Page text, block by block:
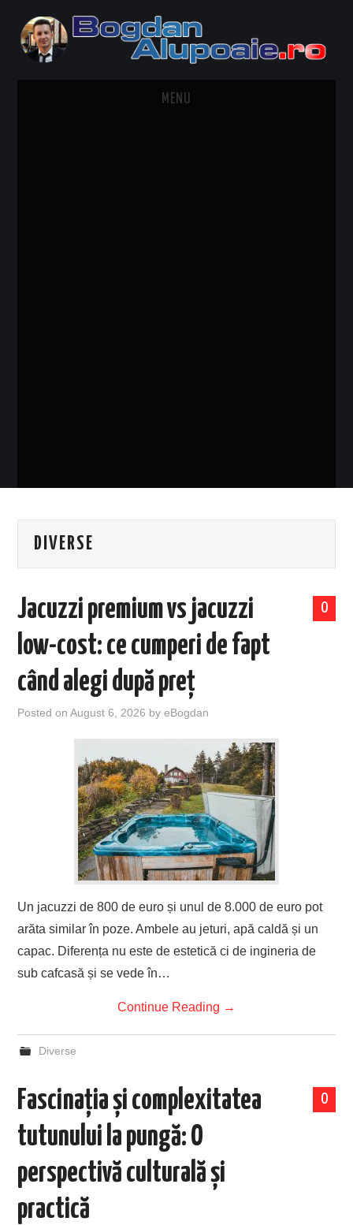
MENU
DIVERSE
0
Jacuzzi premium vs jacuzzi
low-cost: ce cumperi de fapt
când alegi după preț
Posted onAugust 6, 2026 byeBogdan
Un jacuzzi de 800 de euro și unul de 8.000 de euro pot
arăta similar în poze. Ambele au jeturi, apă caldă și un
capac. Diferența nu este de estetică ci de ingineria de
sub cafcasă și se vede în…
Continue Reading →
Diverse
0
Fascinația și complexitatea
tutunului la pungă: O
perspectivă culturală și
practică